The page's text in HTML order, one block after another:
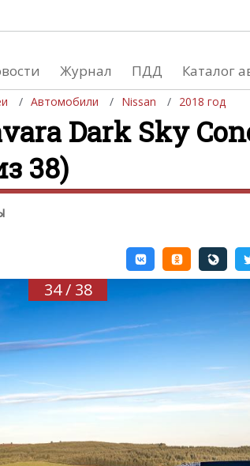
Журнал ПДД Каталог
Автомобили Nissan 2018 год
Dark Sky
38)
и автомобили
и мото
Список
34 / 38